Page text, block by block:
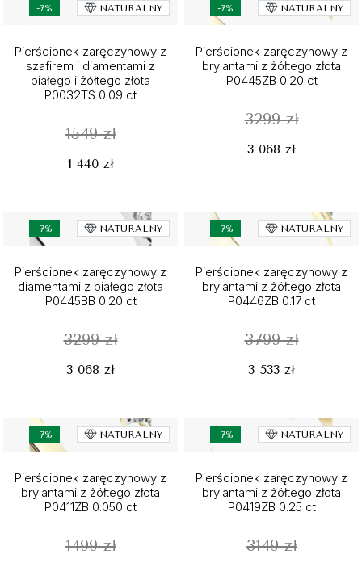
-7% NATURALNY
Pierścionek zaręczynowy z
szafirem i diamentami z
białego i żółtego złota
P0032TS 0.09 ct
1549 zł
1 440 zł
-7% NATURALNY
Pierścionek zaręczynowy z
brylantami z żółtego złota
P0445ZB 0.20 ct
3299 zł
3 068 zł
-7% NATURALNY
Pierścionek zaręczynowy z
diamentami z białego złota
P0445BB 0.20 ct
3299 zł
3 068 zł
-7% NATURALNY
Pierścionek zaręczynowy z
brylantami z żółtego złota
P0446ZB 0.17 ct
3799 zł
3 533 zł
-7% NATURALNY
Pierścionek zaręczynowy z
brylantami z żółtego złota
P0411ZB 0.050 ct
1499 zł
-7% NATURALNY
Pierścionek zaręczynowy z
brylantami z żółtego złota
P0419ZB 0.25 ct
3149 zł